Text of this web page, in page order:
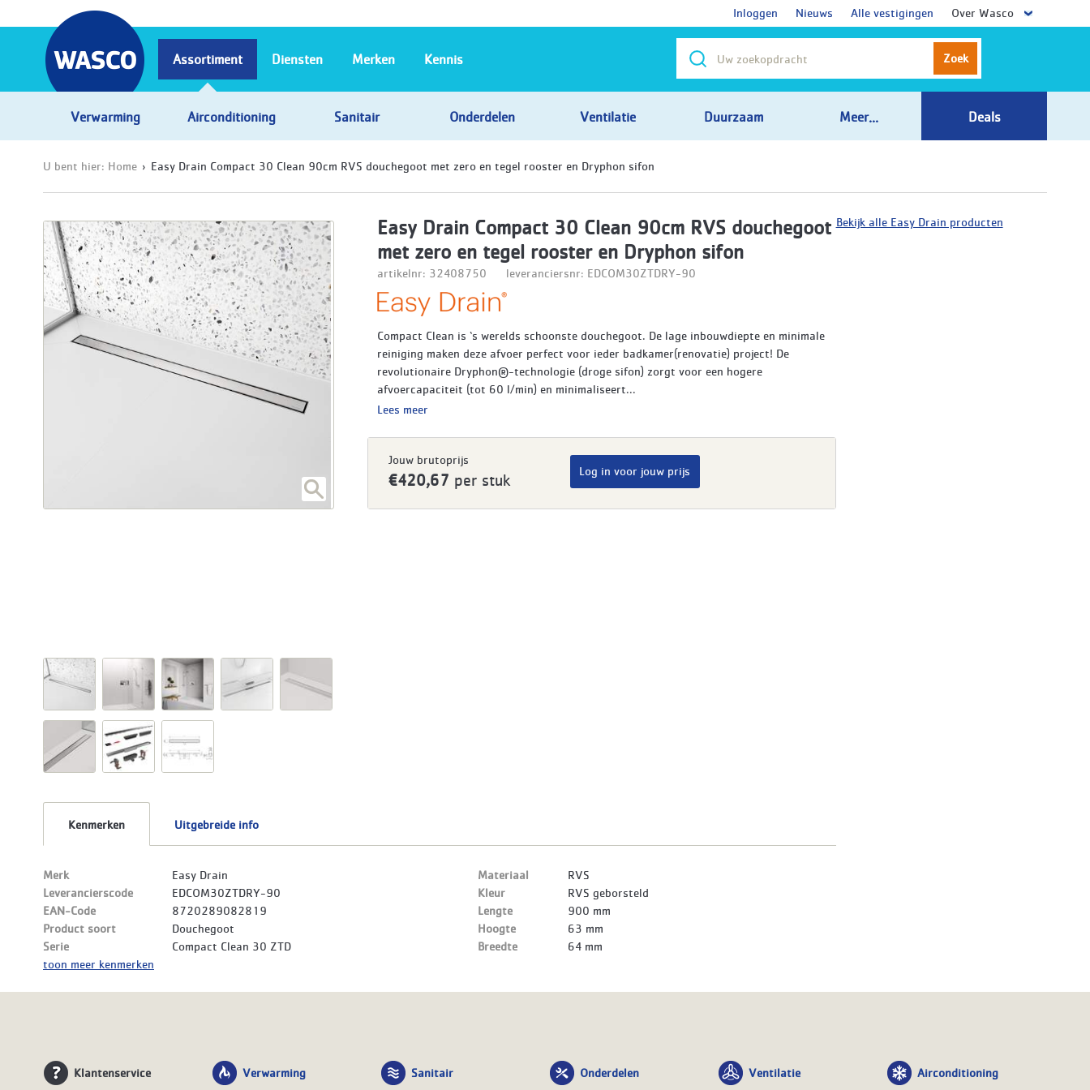
Inloggen Nieuws Alle vestigingen Over Wasco
Zoek
Assortiment
Verwarming Airconditioning Sanitair Onderdelen Ventilatie Duurzaam Meer... Deals
Diensten Merken Kennis
U bent hier: Home Easy Drain Compact 30 Clean 90cm RVS douchegoot met zero en tegel rooster en Dryphon sifon
Easy Drain Compact 30 Clean 90cm RVS douchegoot
met zero en tegel rooster en Dryphon sifon
artikelnr: 32408750 leveranciersnr: EDCOM30ZTDRY-90
Compact Clean is ‘s werelds schoonste douchegoot. De lage inbouwdiepte en minimale
reiniging maken deze afvoer perfect voor ieder badkamer(renovatie) project! De
revolutionaire Dryphon®-technologie (droge sifon) zorgt voor een hogere
afvoercapaciteit (tot 60 l/min) en minimaliseert...
Lees meer
Jouw brutoprijs
€420,67 per stuk
Log in voor jouw prijs
Kenmerken Uitgebreide info
Merk
Easy Drain
Leverancierscode
EDCOM30ZTDRY-90
EAN-Code
8720289082819
Product soort
Douchegoot
Serie
Compact Clean 30 ZTD
Materiaal
RVS
Kleur
RVS geborsteld
Lengte
900 mm
Hoogte
63 mm
Breedte
64 mm
toon meer kenmerken
Bekijk alle Easy Drain producten
Klantenservice Verwarming Sanitair Onderdelen Ventilatie Airconditioning